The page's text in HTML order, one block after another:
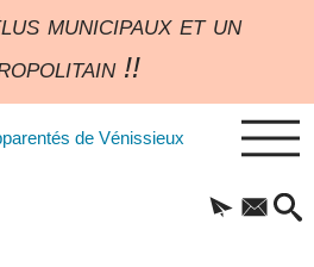
municipaux et un
!!